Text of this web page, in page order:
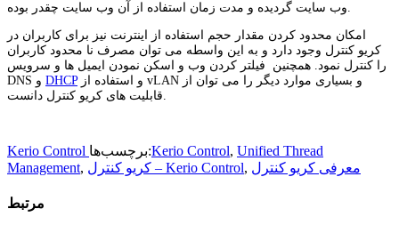
وب سایت گردیده و مدت زمان استفاده از آن وب سایت چقدر بوده.
امکان محدود کردن مقدار حجم استفاده از اینترنت نیز برای کاربران در
کریو کنترل وجود دارد و به این واسطه می توان مصرف نا محدود کاربران
را کنترل نمود. همچنین فیلتر کردن وب و اسکن نمودن ایمیل ها و سرویس
DHCPو استفاده از vLAN و بسیاری موارد دیگر را می توان از
قابلیت های کریو کنترل دانست.
Kerio Control برچسب‌ها:Kerio Control, Unified Thread
Management, کریو کنترل – Kerio Control, معرفی کریو کنترل
مرتبط